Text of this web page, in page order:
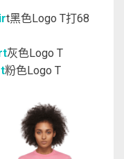
t黑色Logo T打68
灰色Logo T
粉色Logo T